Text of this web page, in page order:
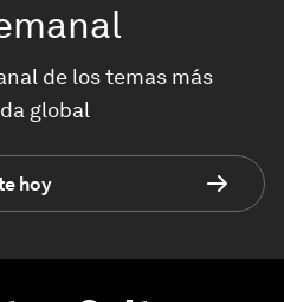
de los temas más
global
hoy